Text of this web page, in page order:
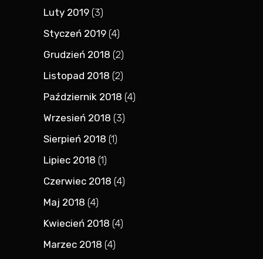
Luty 2019 (3)
Styczeń 2019 (4)
Grudzień 2018 (2)
Listopad 2018 (2)
Październik 2018 (4)
Wrzesień 2018 (3)
Sierpień 2018 (1)
Lipiec 2018 (1)
Czerwiec 2018 (4)
Maj 2018 (4)
Kwiecień 2018 (4)
Marzec 2018 (4)